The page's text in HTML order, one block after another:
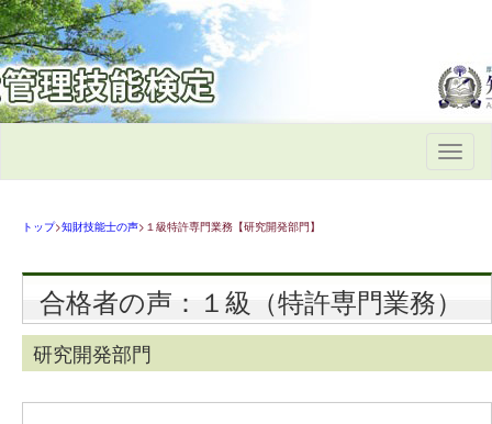
Toggle
トップ>知財技能士の声>１級特許専門業務【研究開発部門】
合格者の声：１級（特許専門業務）
研究開発部門